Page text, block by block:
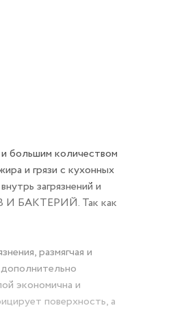
количеством
и грязи с кухонных
загрязнений и
И БАКТЕРИЙ. Так как
размягчая и
экономична и
поверхность, а